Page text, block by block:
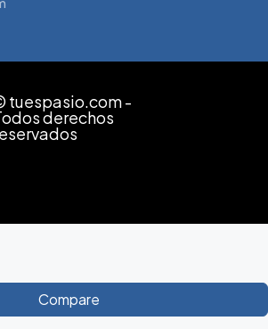
tuespasio.com -
derechos
Compare